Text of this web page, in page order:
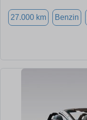
27.000 km Benzin